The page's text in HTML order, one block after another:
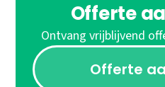
Offerte
Ontvang vrijblijvend
Offerte